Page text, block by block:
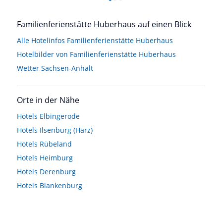
Familienferienstätte Huberhaus auf einen Blick
Alle Hotelinfos Familienferienstätte Huberhaus
Hotelbilder von Familienferienstätte Huberhaus
Wetter Sachsen-Anhalt
Orte in der Nähe
Hotels Elbingerode
Hotels Ilsenburg (Harz)
Hotels Rübeland
Hotels Heimburg
Hotels Derenburg
Hotels Blankenburg